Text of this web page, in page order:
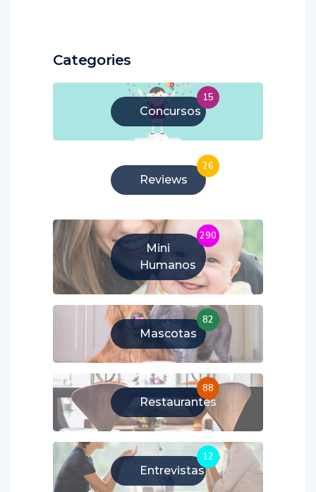
Categories
Concursos
15
Reviews
26
Mini
Humanos
290
Mascotas
82
Restaurantes
88
Entrevistas
12